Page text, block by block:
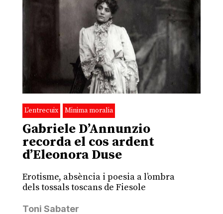
L'entrecuix Minima moralia
Gabriele D’Annunzio
recorda el cos ardent
d’Eleonora Duse
Erotisme, absència i poesia a l’ombra
dels tossals toscans de Fiesole
Toni Sabater